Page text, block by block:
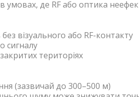
умовах, де RF або оптика
візуального або RF-контакту
сигналу
територіях
(зазвичай до 300–500 м)